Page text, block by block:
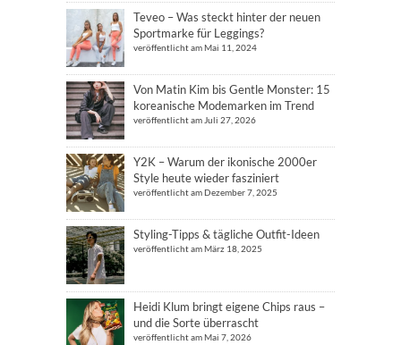
Teveo – Was steckt hinter der neuen
Sportmarke für Leggings?
veröffentlicht am Mai 11, 2024
Von Matin Kim bis Gentle Monster: 15
koreanische Modemarken im Trend
veröffentlicht am Juli 27, 2026
Y2K – Warum der ikonische 2000er
Style heute wieder fasziniert
veröffentlicht am Dezember 7, 2025
Styling-Tipps & tägliche Outfit-Ideen
veröffentlicht am März 18, 2025
Heidi Klum bringt eigene Chips raus –
und die Sorte überrascht
veröffentlicht am Mai 7, 2026